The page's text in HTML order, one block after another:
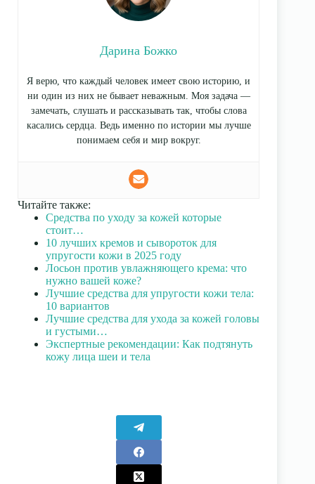
Дарина Божко
Я верю, что каждый человек имеет свою историю, и
ни один из них не бывает неважным. Моя задача —
замечать, слушать и рассказывать так, чтобы слова
касались сердца. Ведь именно по истории мы лучше
понимаем себя и мир вокруг.
Читайте также:
Средства по уходу за кожей которые
стоит…
10 лучших кремов и сывороток для
упругости кожи в 2025 году
Лосьон против увлажняющего крема: что
нужно вашей коже?
Лучшие средства для упругости кожи тела:
10 вариантов
Лучшие средства для ухода за кожей головы
и густыми…
Экспертные рекомендации: Как подтянуть
кожу лица шеи и тела